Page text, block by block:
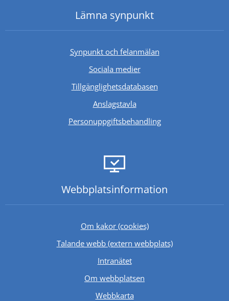
Lämna synpunkt
Synpunkt och felanmälan
Sociala medier
TillgänglighetsdatabasenLänk till annan
Anslagstavla
Personuppgiftsbehandling
Webbplats­information
Om kakor (cookies)
Talande webb (extern webbplats)Länk till annan
IntranätetLänk till annan webbplats.
Om webbplatsen
Webbkarta